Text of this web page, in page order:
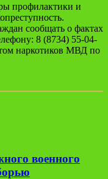
профилактики и
сообщать о фактах
8 (8734) 55-04-
наркотиков МВД по
военного